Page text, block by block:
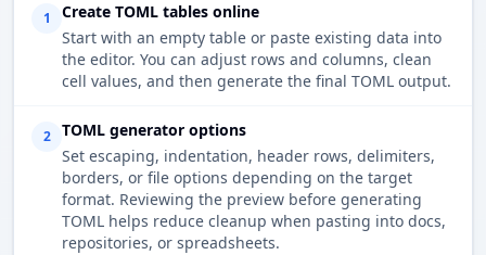
1
Create TOML tables online
Start with an empty table or paste existing data into
the editor. You can adjust rows and columns, clean
cell values, and then generate the final TOML output.
2
TOML generator options
Set escaping, indentation, header rows, delimiters,
borders, or file options depending on the target
format. Reviewing the preview before generating
TOML helps reduce cleanup when pasting into docs,
repositories, or spreadsheets.